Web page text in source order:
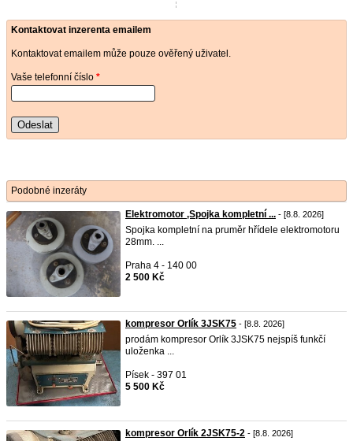
Kontaktovat inzerenta emailem
Kontaktovat emailem může pouze ověřený uživatel.
Vaše telefonní číslo *
Odeslat
Podobné inzeráty
Elektromotor ,Spojka kompletní ... - [8.8. 2026]
Spojka kompletní na pruměr hřídele elektromotoru
28mm. ...
Praha 4 - 140 00
2 500 Kč
kompresor Orlík 3JSK75 - [8.8. 2026]
prodám kompresor Orlík 3JSK75 nejspíš funkčí
uloženka ...
Písek - 397 01
5 500 Kč
kompresor Orlík 2JSK75-2 - [8.8. 2026]